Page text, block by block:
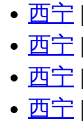
西宁 |
西宁 |
西宁 |
西宁 |